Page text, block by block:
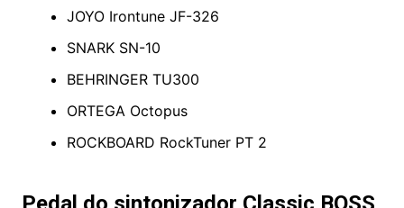
JOYO Irontune JF-326
SNARK SN-10
BEHRINGER TU300
ORTEGA Octopus
ROCKBOARD RockTuner PT 2